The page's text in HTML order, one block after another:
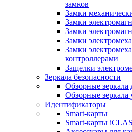
замков
Замки
Замки
Замки
Замки
Замки
контроллерами
Защелки
Зеркала безопасности
Обзорные
Обзорные зеркала
Идентификаторы
Smart-карты
Smart-карты